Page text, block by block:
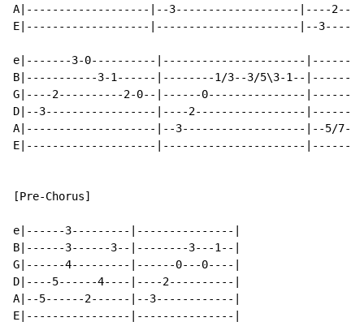
A|-------------------|--3-------------------|----2----
E|-------------------|----------------------|--
e|-------3-0----------|----------------------
B|-----------3-1------|--------1/3--3/5\3-1--
G|----2----------2-0--|------0---------------
D|--3-----------------|----2-----------------|------5-
A|--------------------|--3-------------------|--5/
E|--------------------|----------------------
[Pre-Chorus]
e|------3---------|---------------|
B|------3------3--|--------3---1--|
G|------4---------|------0---0----|
D|----5------4----|----2----------|
A|--5------2------|--3------------|
E|----------------|---------------|